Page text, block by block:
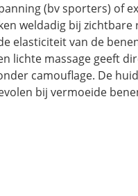
(bv sporters) of
weldadig bij
elasticiteit van de
lichte massage geeft
camouflage. De
bij vermoeide